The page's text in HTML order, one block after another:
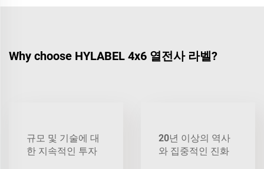
Why choose HYLABEL 4x6 열전사 라벨?
규모 및 기술에 대
한 지속적인 투자
20년 이상의 역사
와 집중적인 진화